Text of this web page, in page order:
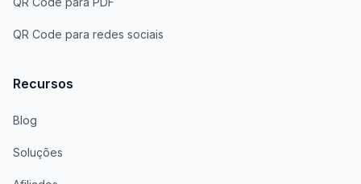
QR Code para redes sociais
Recursos
Blog
Soluções